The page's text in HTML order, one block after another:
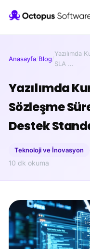
Anasayfa/Blog/
Yazılımda
SLA …
Yazılımda
Sözleşme
Destek
Teknoloji ve İnovasyon
10 dk okuma